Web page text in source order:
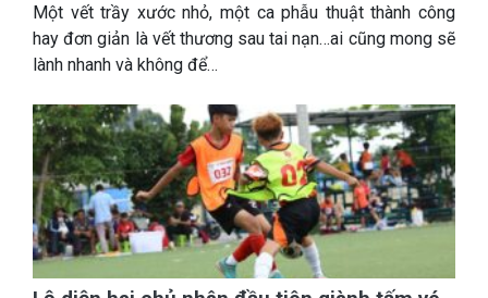
Một vết trầy xước nhỏ, một ca phẫu thuật thành công
hay đơn giản là vết thương sau tai nạn…ai cũng mong sẽ
lành nhanh và không để…